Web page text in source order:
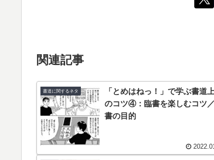
関連記事
書道に関するネタ
「とめはねっ！」で学ぶ書道
のコツ④：臨書を楽しむコツ
書の目的